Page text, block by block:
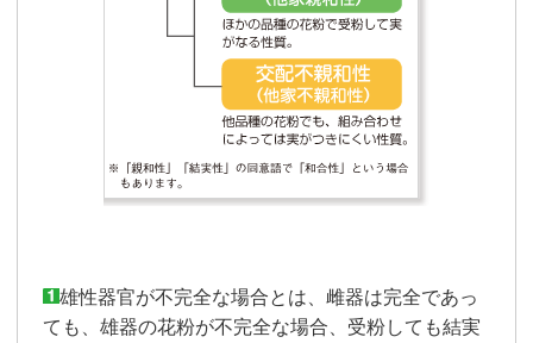
雄性器官が不完全な場合とは、雌器は完全であっ
ても、雄器の花粉が不完全な場合、受粉しても結実